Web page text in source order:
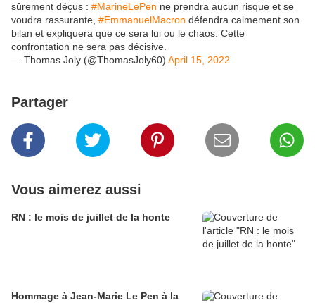
sûrement déçus : #MarineLePen ne prendra aucun risque et se
voudra rassurante, #EmmanuelMacron défendra calmement son
bilan et expliquera que ce sera lui ou le chaos. Cette
confrontation ne sera pas décisive.
— Thomas Joly (@ThomasJoly60) April 15, 2022
Partager
Vous aimerez aussi
RN : le mois de juillet de la honte
Hommage à Jean-Marie Le Pen à la